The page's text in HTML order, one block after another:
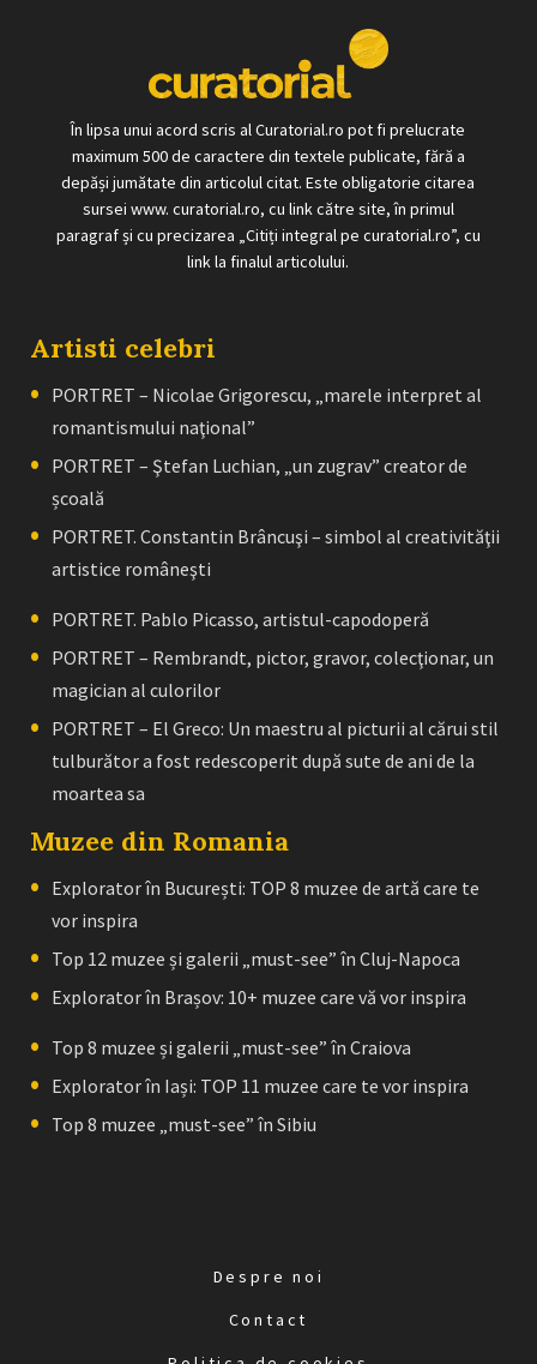
În lipsa unui acord scris al Curatorial.ro pot fi prelucrate
maximum 500 de caractere din textele publicate, fără a
depăși jumătate din articolul citat. Este obligatorie citarea
sursei www. curatorial.ro, cu link către site, în primul
paragraf și cu precizarea „Citiți integral pe curatorial.ro”, cu
link la finalul articolului.
Artisti celebri
PORTRET – Nicolae Grigorescu, „marele interpret al
romantismului naţional”
PORTRET – Ştefan Luchian, „un zugrav” creator de
școală
PORTRET. Constantin Brâncuşi – simbol al creativităţii
artistice româneşti
PORTRET. Pablo Picasso, artistul-capodoperă
PORTRET – Rembrandt, pictor, gravor, colecţionar, un
magician al culorilor
PORTRET – El Greco: Un maestru al picturii al cărui stil
tulburător a fost redescoperit după sute de ani de la
moartea sa
Muzee din Romania
Explorator în București: TOP 8 muzee de artă care te
vor inspira
Top 12 muzee și galerii „must-see” în Cluj-Napoca
Explorator în Brașov: 10+ muzee care vă vor inspira
Top 8 muzee și galerii „must-see” în Craiova
Explorator în Iași: TOP 11 muzee care te vor inspira
Top 8 muzee „must-see” în Sibiu
Despre noi
Contact